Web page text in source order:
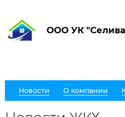
ООО УК
Новости О компании